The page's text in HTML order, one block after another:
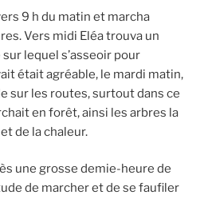
9 h du matin et marcha
Vers midi Eléa trouva un
lequel s’asseoir pour
était agréable, le mardi matin,
sur les routes, surtout dans ce
en forêt, ainsi les arbres la
de la chaleur.
une grosse demie-heure de
de marcher et de se faufiler